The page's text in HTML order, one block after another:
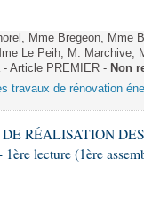
Mme Bregeon, Mme
Le Peih, M. Marchive,
Article PREMIER - Non
travaux de rénovation
RÉALISATION
lecture (1ère